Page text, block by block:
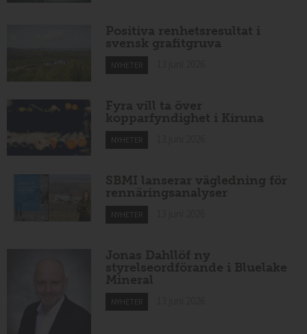
Positiva renhetsresultat i
svensk grafitgruva
NYHETER
Fyra vill ta över
kopparfyndighet i Kiruna
NYHETER
SBMI lanserar vägledning för
rennäringsanalyser
NYHETER
Jonas Dahllöf ny
styrelseordförande i Bluelake
Mineral
NYHETER